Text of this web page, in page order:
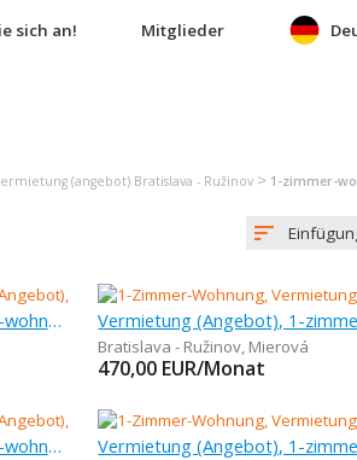
sich an! Mitglieder
(angebot) Bratislava - Ružinov > 1-zimmer-wohnung vermietung
Vermietung (Angebot), 1-zimmer-wohnung, 30 m
Bratislava - Ružinov, Mierová
470,00 EUR/Monat
Vermietung (Angebot), 1-zimmer-wohnung, 28 m